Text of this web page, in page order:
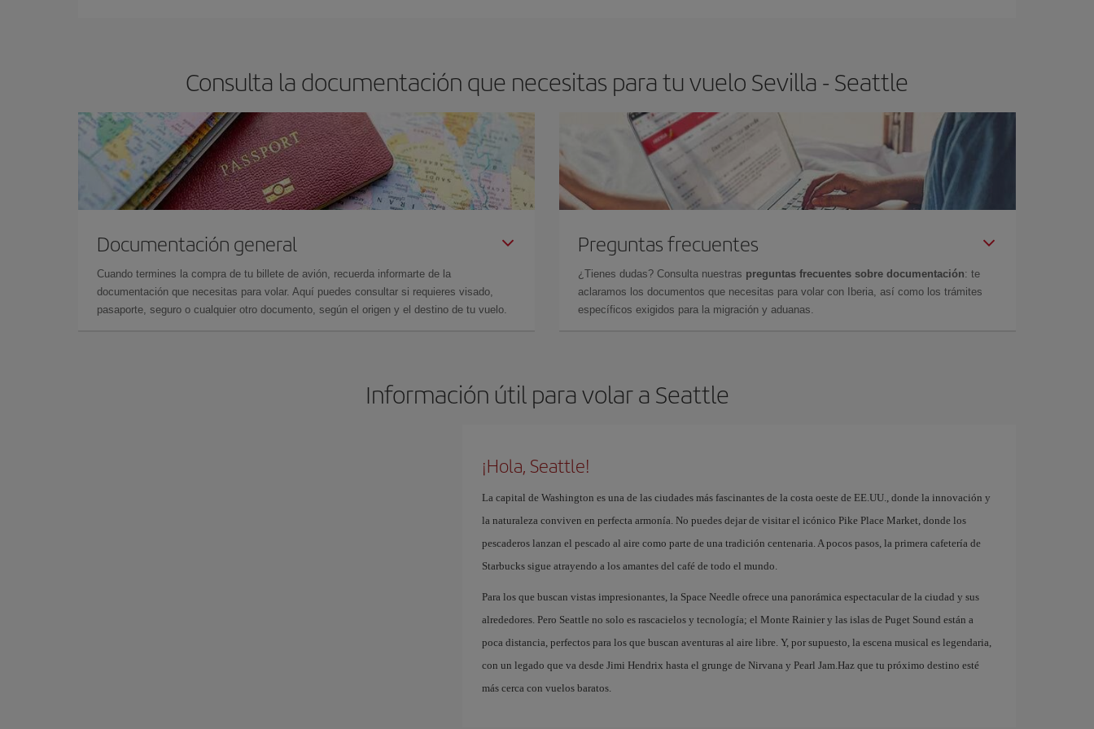
Consulta la documentación que necesitas para tu vuelo Sevilla - Seattle
Documentación general
Cuando termines la compra de tu billete de avión, recuerda informarte de la
documentación que necesitas para volar. Aquí puedes consultar si requieres visado,
pasaporte, seguro o cualquier otro documento, según el origen y el destino de tu vuelo.
Preguntas frecuentes
¿Tienes dudas? Consulta nuestras preguntas frecuentes sobre documentación: te
aclaramos los documentos que necesitas para volar con Iberia, así como los trámites
específicos exigidos para la migración y aduanas.
Información útil para volar a Seattle
¡Hola, Seattle!
La capital de Washington es una de las ciudades más fascinantes de la costa oeste de EE.UU., donde la innovación y
la naturaleza conviven en perfecta armonía. No puedes dejar de visitar el icónico Pike Place Market, donde los
pescaderos lanzan el pescado al aire como parte de una tradición centenaria. A pocos pasos, la primera cafetería de
Starbucks sigue atrayendo a los amantes del café de todo el mundo.
Para los que buscan vistas impresionantes, la Space Needle ofrece una panorámica espectacular de la ciudad y sus
alrededores. Pero Seattle no solo es rascacielos y tecnología; el Monte Rainier y las islas de Puget Sound están a
poca distancia, perfectos para los que buscan aventuras al aire libre. Y, por supuesto, la escena musical es legendaria,
con un legado que va desde Jimi Hendrix hasta el grunge de Nirvana y Pearl Jam.Haz que tu próximo destino esté
más cerca con vuelos baratos.